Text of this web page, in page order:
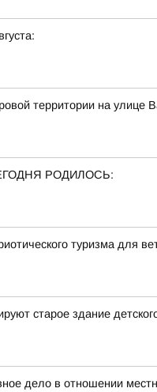
территории на улице
РОДИЛОСЬ:
туризма для
старое здание
дело в отношении